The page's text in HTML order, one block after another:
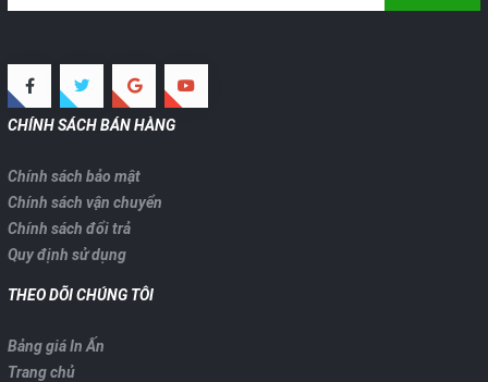
CHÍNH SÁCH BÁN HÀNG
Chính sách bảo mật
Chính sách vận chuyển
Chính sách đổi trả
Quy định sử dụng
THEO DÕI CHÚNG TÔI
Bảng giá In Ấn
Trang chủ